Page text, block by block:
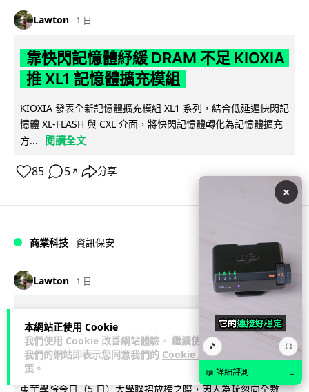
本網站正使用 Cookie
我們使用 Cookie 改善網站體驗。 繼續使用
我們的網站即表示您同意我們的 Cookie 政
策 。
Lawton 1 日
靠快閃記憶體紓緩 DRAM 不足 KIOXIA
推 XL1 記憶體擴充模組
KIOXIA 發表全新記憶體擴充模組 XL1 系列，結合低延遲快閃記
憶體 XL-FLASH 與 CXL 介面，將快閃記憶體轉化為記憶體擴充
方...
閱讀全文
85 5 ↗ 分享
商業科技 資訊保安
Lawton 1 日
東華學院誤發取錄電郵 全數 11,139 名
申請人一度空歡喜 專家:人為疏忽+系統
防護缺失
東華學院今日（5 日）大學聯招放榜之際，因人為疏忽向全數
×
🎵 ⛶
📖 詳細評測 →